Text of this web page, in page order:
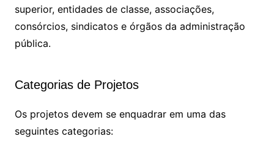
superior, entidades de classe, associações,
consórcios, sindicatos e órgãos da administração
pública.
Categorias de Projetos
Os projetos devem se enquadrar em uma das
seguintes categorias: